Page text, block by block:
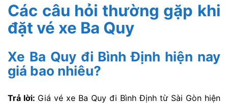
Các câu hỏi thường gặp khi
đặt vé xe Ba Quy
Xe Ba Quy đi Bình Định hiện nay
giá bao nhiêu?
Trả lời: Giá vé xe Ba Quy đi Bình Định từ Sài Gòn hiện